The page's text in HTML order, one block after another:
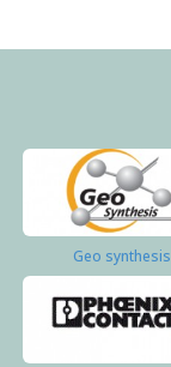
Geo synthesis